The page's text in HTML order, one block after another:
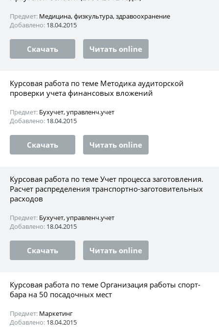
Предмет: Медицина, физкультура, здравоохранение
Добавлено: 18.04.2015
Скачать Читать online
Курсовая работа по теме Методика аудиторской
проверки учета финансовых вложений
Предмет: Бухучет, управленч.учет
Добавлено: 18.04.2015
Скачать Читать online
Курсовая работа по теме Учет процесса заготовления.
Расчет распределения транспортно-заготовительных
расходов
Предмет: Бухучет, управленч.учет
Добавлено: 18.04.2015
Скачать Читать online
Курсовая работа по теме Организация работы спорт-
бара на 50 посадочных мест
Предмет: Маркетинг
Добавлено: 18.04.2015